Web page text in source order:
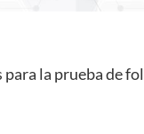
la prueba de